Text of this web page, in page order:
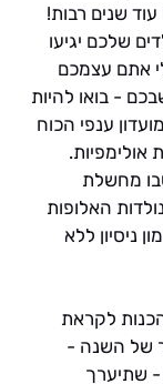
שנים רבות!
שלכם יגיעו
אתם עצמכם
- בואו להיות
ענפי הכוח
מחשלת
האלופות
ניסיון ללא
לקראת
של השנה -
- שתיערך